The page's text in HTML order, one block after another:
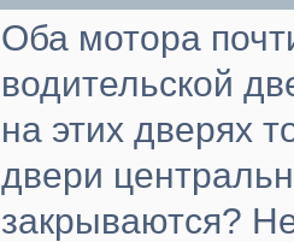
Оба мотора
водительской
на этих дверях
двери
закрываются?